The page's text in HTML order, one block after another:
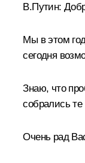
В.Путин:
Мы в этом
сегодня
Знаю, что
собрались
Очень рад